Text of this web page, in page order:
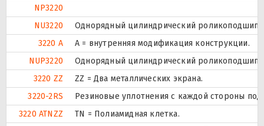
NP3220
NU3220
Однорядный цилиндрический
3220 A
A = внутренняя модификация конструкции.
NUP3220
Однорядный цилиндрический
3220 ZZ
ZZ = Два металлических экрана.
3220-2RS
Резиновые уплотнения с каждой стороны
3220 ATNZZ
TN = Полиамидная клетка.